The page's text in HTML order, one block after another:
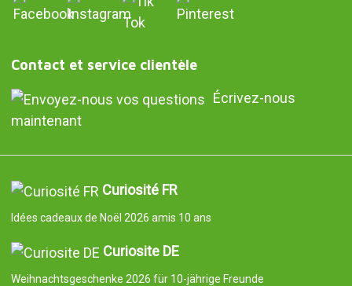
Contact et service clientèle
Écrivez-nous
maintenant
Curiosité FR
Idées cadeaux de Noël 2026 amis 10 ans
Curiosite DE
Weihnachtsgeschenke 2026 für 10-jährige Freunde